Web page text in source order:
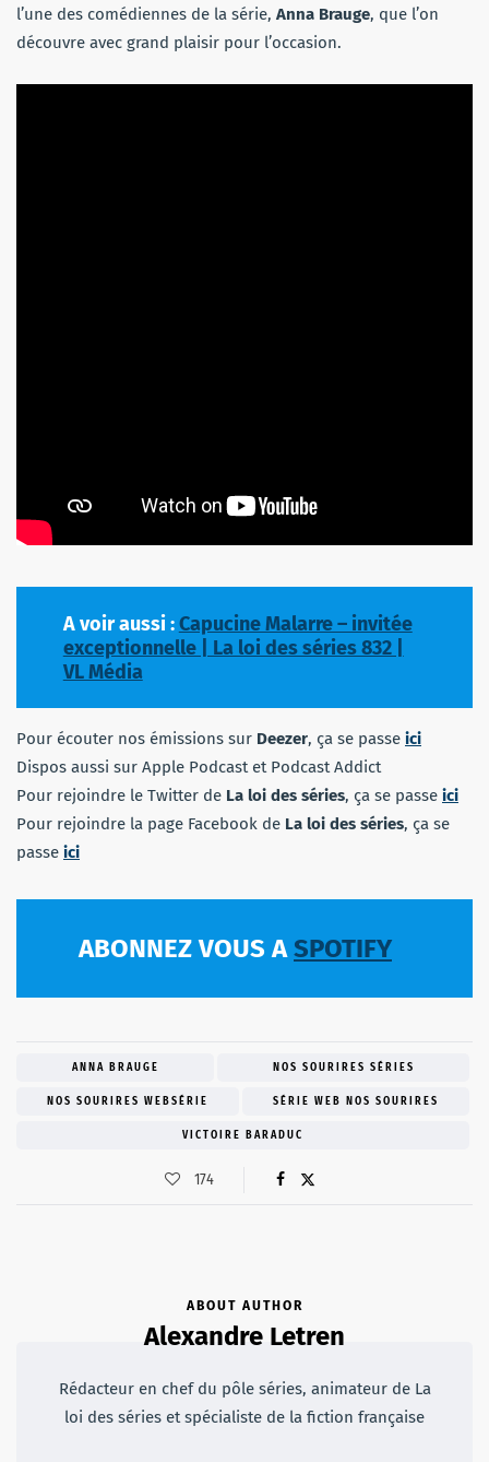
l’une des comédiennes de la série, Anna Brauge, que l’on
découvre avec grand plaisir pour l’occasion.
A voir aussi :Capucine Malarre – invitée
exceptionnelle | La loi des séries 832 |
VL Média
Pour écouter nos émissions sur Deezer, ça se passe ici
Dispos aussi sur Apple Podcast et Podcast Addict
Pour rejoindre le Twitter de La loi des séries, ça se passe ici
Pour rejoindre la page Facebook de La loi des séries, ça se
passe ici
ABONNEZ VOUS ASPOTIFY
ANNA BRAUGE NOS SOURIRES SÉRIES
NOS SOURIRES WEBSÉRIE SÉRIE WEB NOS SOURIRES
VICTOIRE BARADUC
174
ABOUT AUTHOR
Alexandre Letren
Rédacteur en chef du pôle séries, animateur de La
loi des séries et spécialiste de la fiction française